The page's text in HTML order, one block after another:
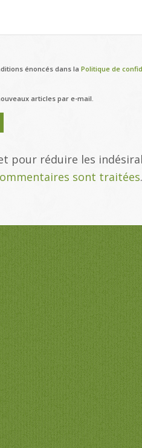
énoncés dans la Politique de
articles par e-mail.
pour réduire les
sont traitées.